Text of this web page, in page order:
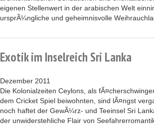
eigenen Stellenwert in der arabischen Welt
ursprÃ¼ngliche und geheimnisvolle
Exotik im Inselreich Sri Lanka
Dezember 2011
Die Kolonialzeiten Ceylons, als
dem Cricket Spiel beiwohnten, sind lÃ¤ngst
noch haftet der GewÃ¼rz- und Teeinsel Sri
der unwiderstehliche Flair von